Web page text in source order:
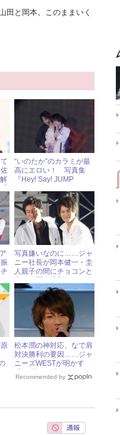
田と岡本。このままいく
“いのたか”のカラミが最
高にエロい！ 写真集
『Hey! Say! JUMP
の中身をチラ見せ
写真嫌いなのに……ジャ
ニー社長が岡本健一・圭
人親子の間にチョコンと
松本潤の神対応、なで肩
対決勝利の要因……ジャ
ニーズWESTが明かす
Recommended by